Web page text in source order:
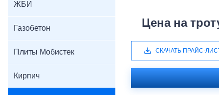
ЖБИ
Газобетон
Плиты Мобистек
Кирпич
Цена на
СКАЧАТЬ ПРАЙС-